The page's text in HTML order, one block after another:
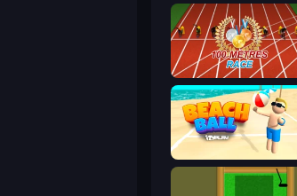
100 Meters Race